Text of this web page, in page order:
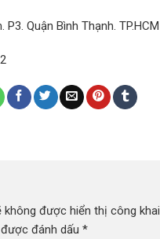
P3. Quận Bình Thạnh. TP.HCM
không được hiển thị công khai.
đánh dấu *